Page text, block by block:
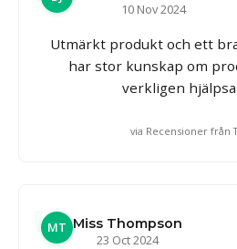
10 Nov 2024
Utmärkt produkt och ett
har stor kunskap om
verkligen
via Recensioner från
MT Miss Thompson
23 Oct 2024